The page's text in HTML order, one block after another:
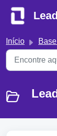
Início Base de